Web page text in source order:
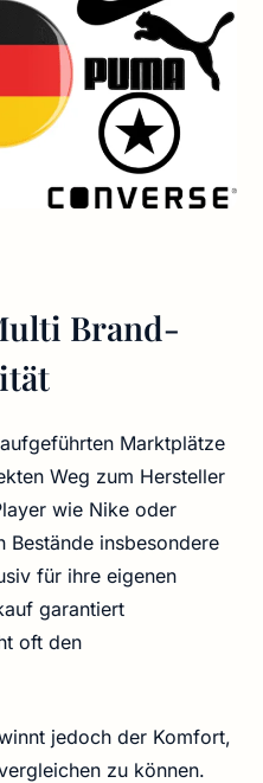
Brand-
Marktplätze
Weg zum Hersteller
wie Nike oder
Bestände insbesondere
für ihre eigenen
garantiert
oft den
jedoch der Komfort,
zu können.